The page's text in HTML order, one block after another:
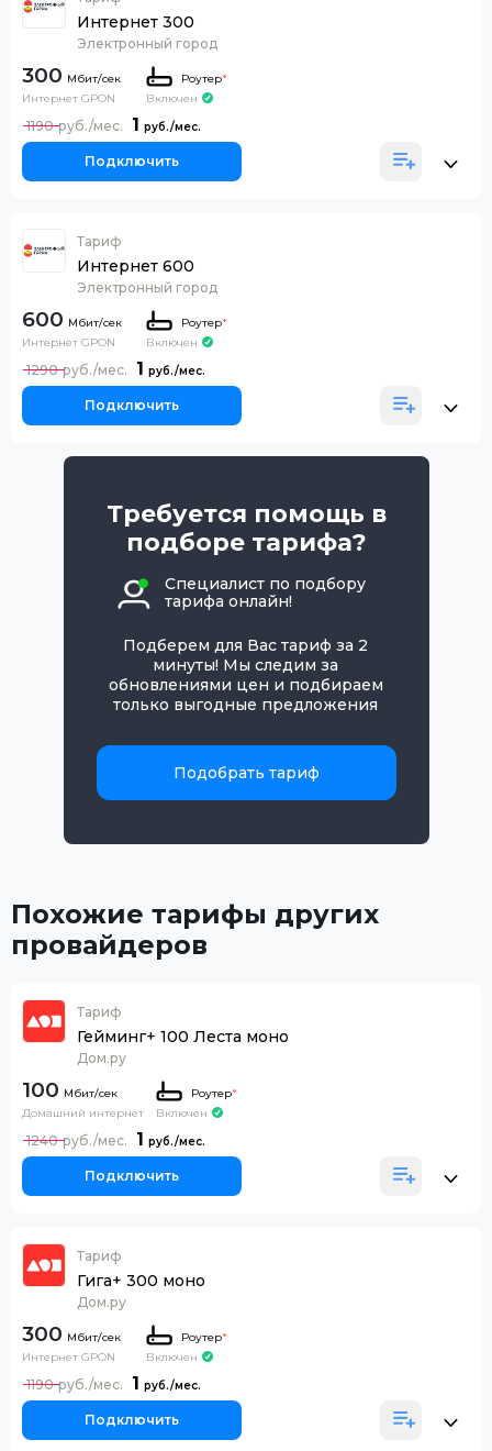
Интернет 300
Электронный город
300
Интернет GPON
Роутер*
Включен
1
1190
Подключить
Тариф
Интернет 600
Электронный город
600
Интернет GPON
Роутер*
Включен
1
1290
Подключить
Требуется помощь в
подборе тарифа?
Специалист по подбору
тарифа онлайн!
Подберем для Вас тариф за 2
минуты! Мы следим за
обновлениями цен и подбираем
только выгодные предложения
Подобрать тариф
Похожие тарифы других
провайдеров
Тариф
Гейминг+ 100 Леста моно
Дом.ру
100
Домашний интернет
Роутер*
Включен
1
1240
Подключить
Тариф
Гига+ 300 моно
Дом.ру
300
Интернет GPON
Роутер*
Включен
1
1190
Подключить